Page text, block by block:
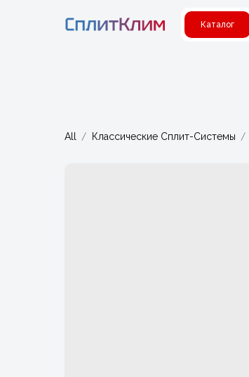
Каталог
All Классические Сплит-Системы